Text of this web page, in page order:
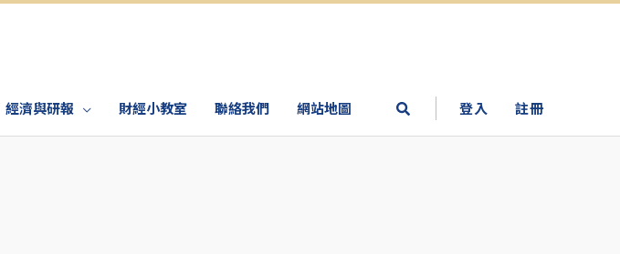
經濟與研報 財經小教室 聯絡我們 網站地圖 登入 註冊